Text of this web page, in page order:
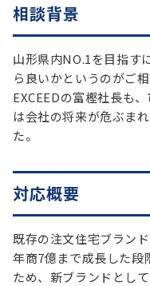
相談背景
山形県内NO.1を目指す
ら良いかというのがご
EXCEEDの富樫社長も
は会社の将来が危ぶま
た。
対応概要
既存の注文住宅ブラン
年商7億まで成長した段
ため、新ブランドとし